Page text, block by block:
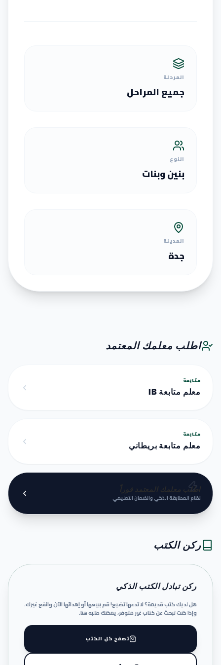
المرحلة
جميع المراحل
النوع
بنين وبنات
المدينة
جدة
اطلب معلمك المعتمد
متابعة
معلم متابعة IB
متابعة
معلم متابعة بريطاني
اطلب معلمك المعتمد فوراً
نظام المطابقة الذكي والضمان التعليمي
ركن الكتب
ركن تبادل الكتب الذكي
هل لديك كتب قديمة؟ لا تدعها تضيع! قم ببيعها أو إهدائها الآن وانفع غيرك.
وإذا كنت تبحث عن كتاب غير متوفر، يمكنك طلبه هنا.
تصفح كل الكتب